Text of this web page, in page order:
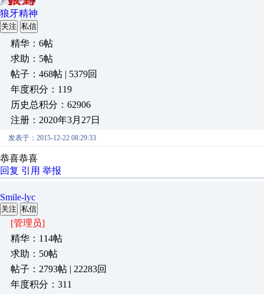
狼牙精神
关注 私信
精华：6帖
求助：5帖
帖子：468帖 | 5379回
年度积分：119
历史总积分：62906
注册：2020年3月27日
发表于：2015-12-22 08:29:33
恭喜恭喜
回复 引用 举报
Smile-lyc
关注 私信
[管理员]
精华：114帖
求助：50帖
帖子：2793帖 | 22283回
年度积分：311